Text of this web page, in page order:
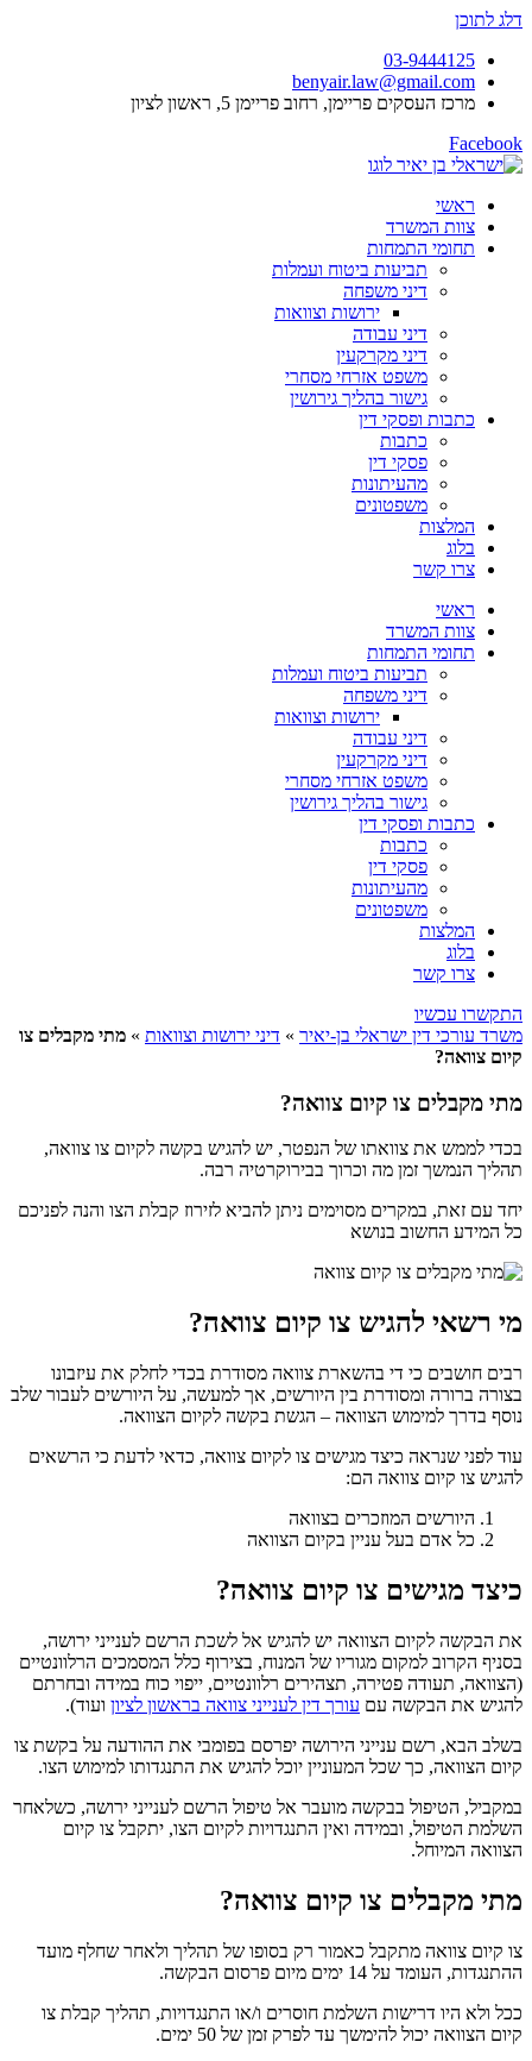
דלג לתוכן
03-9444125
benyair.law@gmail.com
מרכז העסקים פריימן, רחוב פריימן 5, ראשון לציון
Facebook
ראשי
צוות המשרד
תחומי התמחות
תביעות ביטוח ועמלות
דיני משפחה
ירושות וצוואות
דיני עבודה
דיני מקרקעין
משפט אזרחי מסחרי
גישור בהליך גירושין
כתבות ופסקי דין
כתבות
פסקי דין
מהעיתונות
משפטונים
המלצות
בלוג
צרו קשר
ראשי
צוות המשרד
תחומי התמחות
תביעות ביטוח ועמלות
דיני משפחה
ירושות וצוואות
דיני עבודה
דיני מקרקעין
משפט אזרחי מסחרי
גישור בהליך גירושין
כתבות ופסקי דין
כתבות
פסקי דין
מהעיתונות
משפטונים
המלצות
בלוג
צרו קשר
התקשרו עכשיו
משרד עורכי דין ישראלי בן-יאיר » דיני ירושות וצוואות » מתי מקבלים צו
קיום צוואה?
מתי מקבלים צו קיום צוואה?
בכדי לממש את צוואתו של הנפטר, יש להגיש בקשה לקיום צו צוואה,
תהליך הנמשך זמן מה וכרוך בבירוקרטיה רבה.
יחד עם זאת, במקרים מסוימים ניתן להביא לזירוז קבלת הצו והנה לפניכם
כל המידע החשוב בנושא
מי רשאי להגיש צו קיום צוואה?
רבים חושבים כי די בהשארת צוואה מסודרת בכדי לחלק את עיזבונו
בצורה ברורה ומסודרת בין היורשים, אך למעשה, על היורשים לעבור שלב
נוסף בדרך למימוש הצוואה – הגשת בקשה לקיום הצוואה.
עוד לפני שנראה כיצד מגישים צו לקיום צוואה, כדאי לדעת כי הרשאים
להגיש צו קיום צוואה הם:
היורשים המוזכרים בצוואה
כל אדם בעל עניין בקיום הצוואה
כיצד מגישים צו קיום צוואה?
את הבקשה לקיום הצוואה יש להגיש אל לשכת הרשם לענייני ירושה,
בסניף הקרוב למקום מגוריו של המנוח, בצירוף כלל המסמכים הרלוונטיים
(הצוואה, תעודה פטירה, תצהירים רלוונטיים, ייפוי כוח במידה ובחרתם
להגיש את הבקשה עם עורך דין לענייני צוואה בראשון לציון ועוד).
בשלב הבא, רשם ענייני הירושה יפרסם בפומבי את ההודעה על בקשת צו
קיום הצוואה, כך שכל המעוניין יוכל להגיש את התנגדותו למימוש הצו.
במקביל, הטיפול בבקשה מועבר אל טיפול הרשם לענייני ירושה, כשלאחר
השלמת הטיפול, ובמידה ואין התנגדויות לקיום הצו, יתקבל צו קיום
הצוואה המיוחל.
מתי מקבלים צו קיום צוואה?
צו קיום צוואה מתקבל כאמור רק בסופו של תהליך ולאחר שחלף מועד
ההתנגדות, העומד על 14 ימים מיום פרסום הבקשה.
ככל ולא היו דרישות השלמת חוסרים ו/או התנגדויות, תהליך קבלת צו
קיום הצוואה יכול להימשך עד לפרק זמן של 50 ימים.